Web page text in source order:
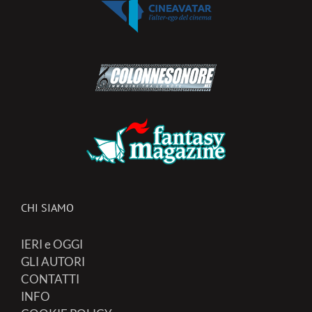
CHI SIAMO
IERI e OGGI
GLI AUTORI
CONTATTI
INFO